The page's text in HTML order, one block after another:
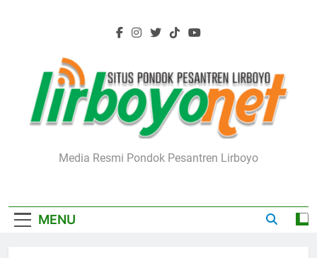
Lirboyo.net
Media Resmi Pondok Pesantren Lirboyo
MENU